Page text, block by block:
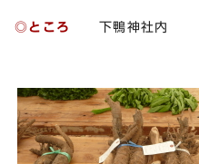
◎ところ 下鴨神社内